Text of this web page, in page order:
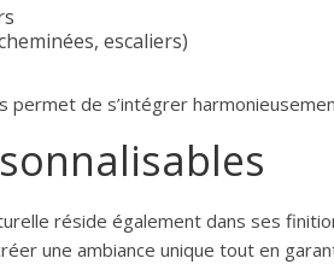
escaliers)
permet de s’intégrer
réside également dans ses
une ambiance unique tout en